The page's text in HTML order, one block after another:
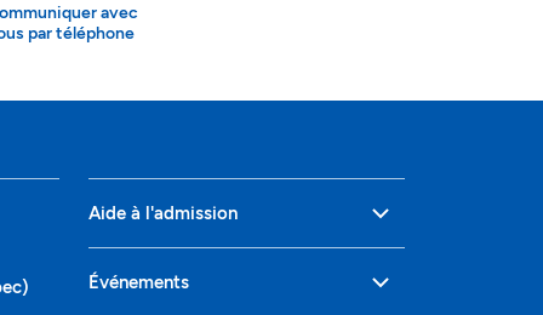
avec
par téléphone
Aide à l'admission
Événements